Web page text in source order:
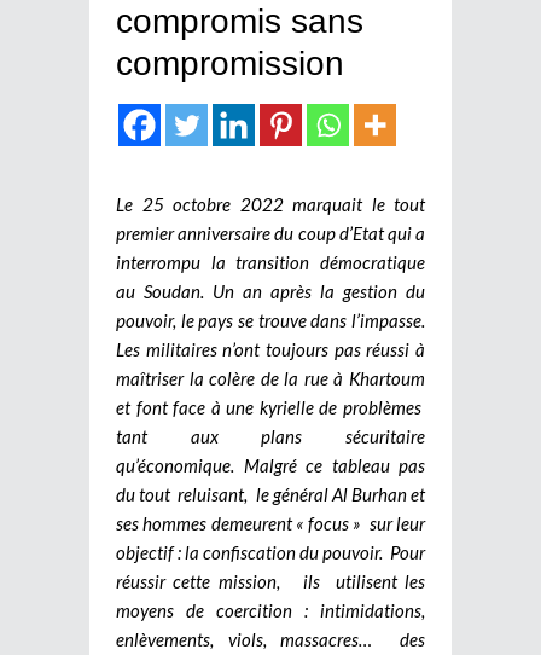
compromis sans
compromission
Le 25 octobre 2022 marquait le tout
premier anniversaire du coup d’Etat qui a
interrompu la transition démocratique
au Soudan. Un an après la gestion du
pouvoir, le pays se trouve dans l’impasse.
Les militaires n’ont toujours pas réussi à
maîtriser la colère de la rue à Khartoum
et font face à une kyrielle de problèmes
tant aux plans sécuritaire
qu’économique. Malgré ce tableau pas
du tout reluisant, le général Al Burhan et
ses hommes demeurent « focus » sur leur
objectif : la confiscation du pouvoir. Pour
réussir cette mission, ils utilisent les
moyens de coercition : intimidations,
enlèvements, viols, massacres… des